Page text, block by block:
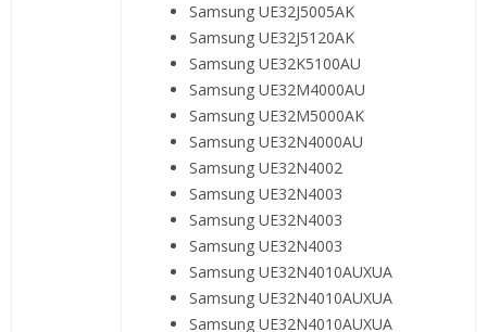
Samsung UE32J5005AK
Samsung UE32J5120AK
Samsung UE32K5100AU
Samsung UE32M4000AU
Samsung UE32M5000AK
Samsung UE32N4000AU
Samsung UE32N4002
Samsung UE32N4003
Samsung UE32N4003
Samsung UE32N4003
Samsung UE32N4010AUXUA
Samsung UE32N4010AUXUA
Samsung UE32N4010AUXUA